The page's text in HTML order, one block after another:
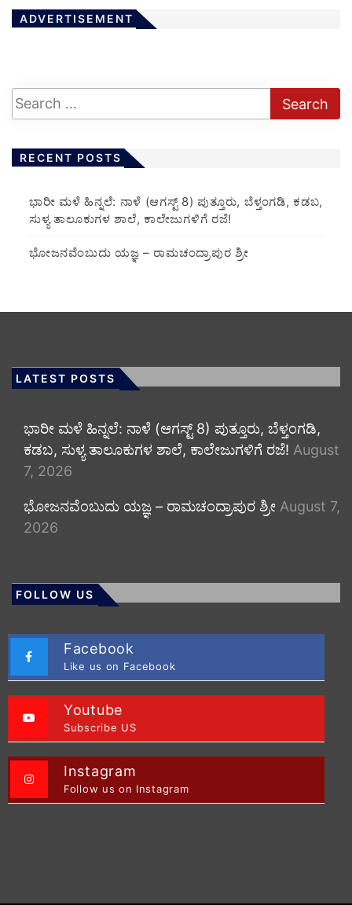
ADVERTISEMENT
RECENT POSTS
​ಭಾರೀ ಮಳೆ ಹಿನ್ನಲೆ: ನಾಳೆ (ಆಗಸ್ಟ್ 8) ಪುತ್ತೂರು, ಬೆಳ್ತಂಗಡಿ, ಕಡಬ,
ಸುಳ್ಯ ತಾಲೂಕುಗಳ ಶಾಲೆ, ಕಾಲೇಜುಗಳಿಗೆ ರಜೆ!
ಭೋಜನವೆಂಬುದು ಯಜ್ಞ – ರಾಮಚಂದ್ರಾಪುರ ಶ್ರೀ
LATEST POSTS
​ಭಾರೀ ಮಳೆ ಹಿನ್ನಲೆ: ನಾಳೆ (ಆಗಸ್ಟ್ 8) ಪುತ್ತೂರು, ಬೆಳ್ತಂಗಡಿ,
ಕಡಬ, ಸುಳ್ಯ ತಾಲೂಕುಗಳ ಶಾಲೆ, ಕಾಲೇಜುಗಳಿಗೆ ರಜೆ! August
7, 2026
ಭೋಜನವೆಂಬುದು ಯಜ್ಞ – ರಾಮಚಂದ್ರಾಪುರ ಶ್ರೀ August 7,
2026
FOLLOW US
Facebook
Like us on Facebook
Youtube
Subscribe US
Instagram
Follow us on Instagram